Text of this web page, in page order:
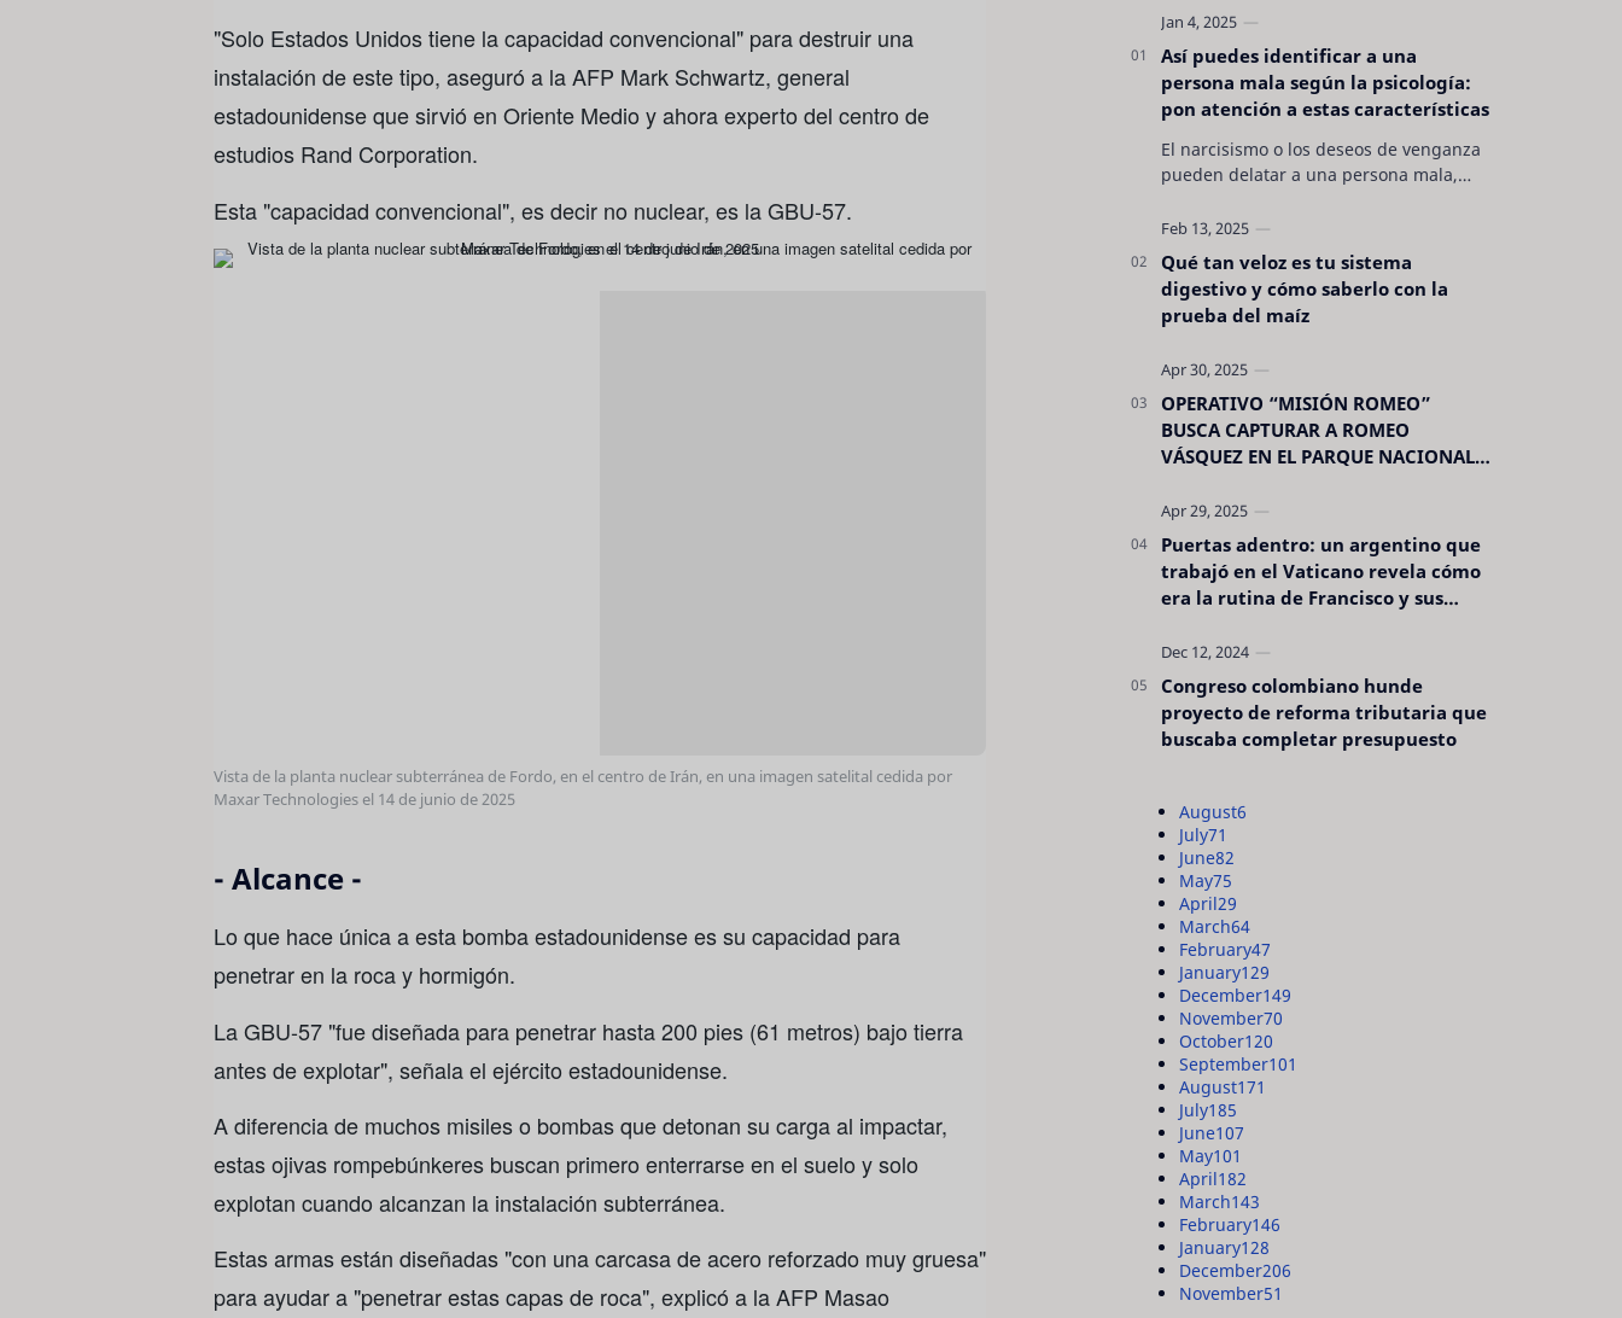
"Solo Estados Unidos tiene la capacidad convencional" para destruir una
instalación de este tipo, aseguró a la AFP Mark Schwartz, general
estadounidense que sirvió en Oriente Medio y ahora experto del centro de
estudios Rand Corporation.
Esta "capacidad convencional", es decir no nuclear, es la GBU-57.
Vista de la planta nuclear subterránea de Fordo, en el centro de Irán, en una imagen satelital cedida por
Maxar Technologies el 14 de junio de 2025
- Alcance -
Lo que hace única a esta bomba estadounidense es su capacidad para
penetrar en la roca y hormigón.
La GBU-57 "fue diseñada para penetrar hasta 200 pies (61 metros) bajo tierra
antes de explotar", señala el ejército estadounidense.
A diferencia de muchos misiles o bombas que detonan su carga al impactar,
estas ojivas rompebúnkeres buscan primero enterrarse en el suelo y solo
explotan cuando alcanzan la instalación subterránea.
Estas armas están diseñadas "con una carcasa de acero reforzado muy gruesa"
para ayudar a "penetrar estas capas de roca", explicó a la AFP Masao
Así puedes identificar a una
persona mala según la psicología:
pon atención a estas características
El narcisismo o los deseos de venganza
pueden delatar a una persona mala,
evidentes. Conocerlas puede pro…
Qué tan veloz es tu sistema
digestivo y cómo saberlo con la
prueba del maíz
OPERATIVO “MISIÓN ROMEO”
BUSCA CAPTURAR A ROMEO
VÁSQUEZ EN EL PARQUE NACIONAL
Puertas adentro: un argentino que
trabajó en el Vaticano revela cómo
era la rutina de Francisco y sus
Congreso colombiano hunde
proyecto de reforma tributaria que
buscaba completar presupuesto
August6
July71
June82
May75
April29
March64
February47
January129
December149
November70
October120
September101
August171
July185
June107
May101
April182
March143
February146
January128
December206
November51